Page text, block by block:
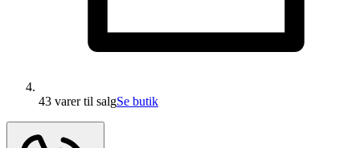
43 varertil salgSe butik